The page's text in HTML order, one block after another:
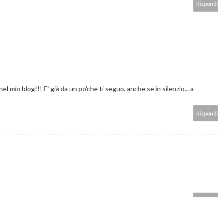
Rispondi
mio blog!!! E' già da un po'che ti seguo, anche se in silenzio... a
Rispondi